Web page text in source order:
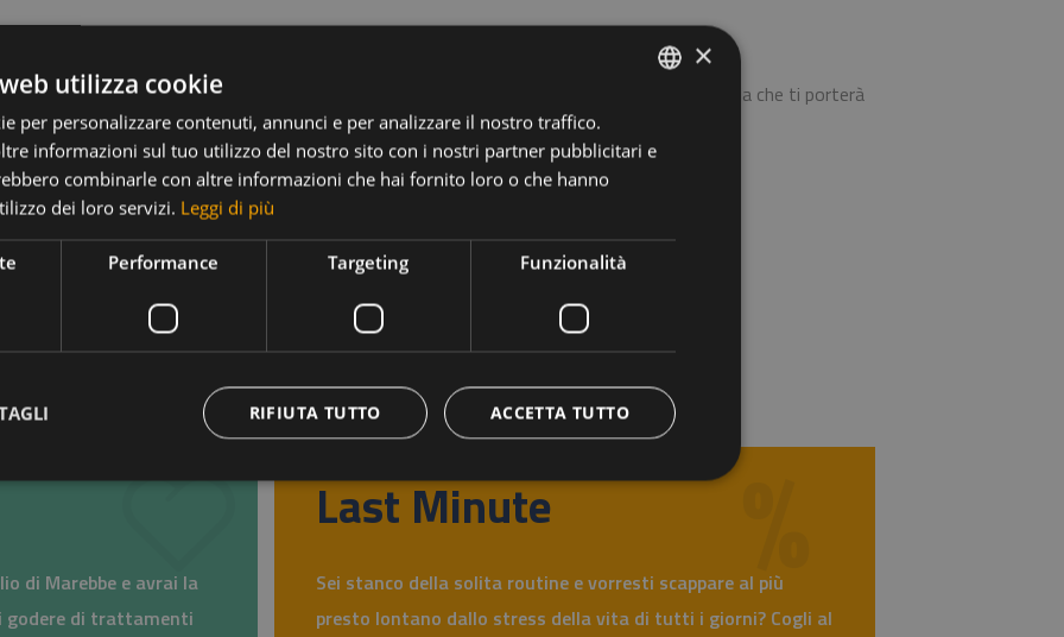
lascia la macchina nel posteggio del campo sportivo a Rina. Da qui a piedi, imbocca la via che ti porterà
è lunga 1,6 km e ha un dislivello di 180 metri.
una ti condurrà ai rifugi Fanes e Lavella; l'altra ti porterà ai rifugi Fodara Vedla e Sennes.
di Marebbe e avrai la
godere di trattamenti
Last Minute
Sei stanco della solita routine e vorresti scappare al più
presto lontano dallo stress della vita di tutti i giorni? Cogli al
GERMAN
×
utilizza cookie
per personalizzare contenuti, annunci e per analizzare il nostro traffico.
informazioni sul tuo utilizzo del nostro sito con i nostri partner pubblicitari e
combinarle con altre informazioni che hai fornito loro o che hanno
dei loro servizi. Leggi di più
Performance Targeting Funzionalità
ACCETTA TUTTO
RIFIUTA TUTTO